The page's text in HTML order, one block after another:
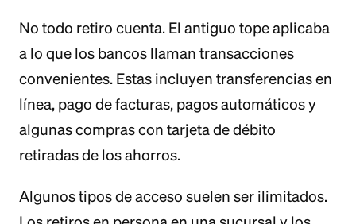
No todo retiro cuenta. El antiguo tope aplicaba
a lo que los bancos llaman transacciones
convenientes. Estas incluyen transferencias en
línea, pago de facturas, pagos automáticos y
algunas compras con tarjeta de débito
retiradas de los ahorros.
Algunos tipos de acceso suelen ser ilimitados.